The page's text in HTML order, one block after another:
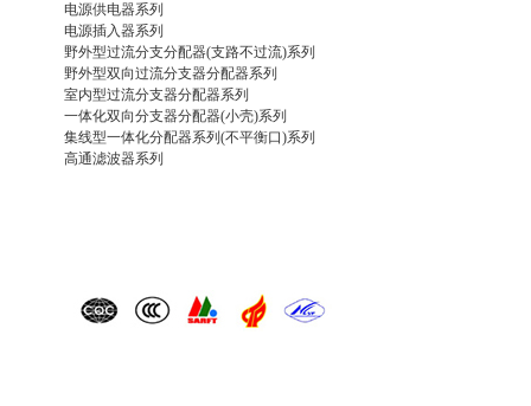
电源供电器系列
电源插入器系列
野外型过流分支分配器(支路不过流)系列
野外型双向过流分支器分配器系列
室内型过流分支器分配器系列
一体化双向分支器分配器(小壳)系列
集线型一体化分配器系列(不平衡口)系列
高通滤波器系列